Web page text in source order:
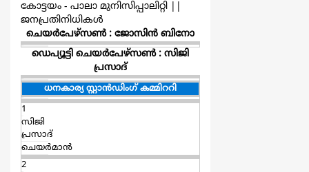
കോട്ടയം - പാലാ മുനിസിപ്പാലിറ്റി
ജനപ്രതിനിധികള്‍
ചെയര്‍പേഴ്സണ്‍ : ജോസിൻ ബിനോ
ഡെപ്യൂട്ടി ചെയര്‍പേഴ്സണ്‍ : സിജി
പ്രസാദ്
ധനകാര്യ സ്റ്റാന്‍ഡിംഗ് കമ്മിററി
1
സിജി
പ്രസാദ്
ചെയര്‍മാന്‍
2